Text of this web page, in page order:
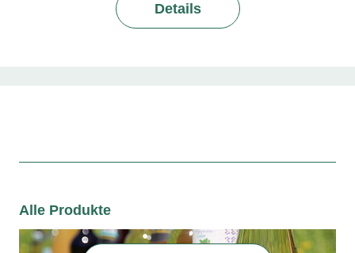
Details
Alle Produkte